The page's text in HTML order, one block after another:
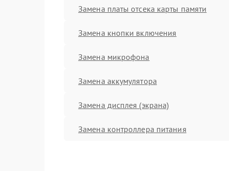
Замена платы отсека карты памяти
Замена кнопки включения
Замена микрофона
Замена аккумулятора
Замена дисплея (экрана)
Замена контроллера питания